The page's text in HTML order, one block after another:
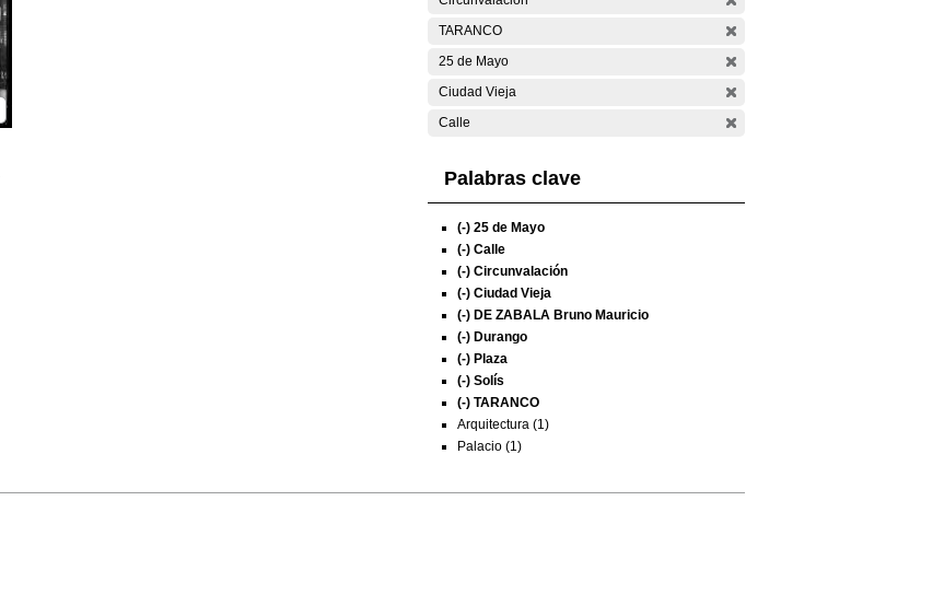
TARANCO
25 de Mayo
Ciudad Vieja
Calle
Palabras clave
(-) 25 de Mayo
(-) Calle
(-) Circunvalación
(-) Ciudad Vieja
(-) DE ZABALA Bruno Mauricio
(-) Durango
(-) Plaza
(-) Solís
(-) TARANCO
Arquitectura (1)
Palacio (1)